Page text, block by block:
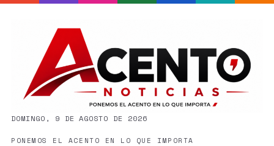
DOMINGO, 9 DE AGOSTO DE 2026
PONEMOS EL ACENTO EN LO QUE IMPORTA